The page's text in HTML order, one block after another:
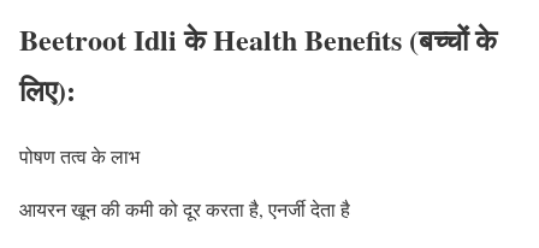
Beetroot Idli के Health Benefits (बच्चों के
लिए):
पोषण तत्व के लाभ
आयरन खून की कमी को दूर करता है, एनर्जी देता है